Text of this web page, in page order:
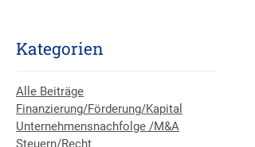
Kategorien